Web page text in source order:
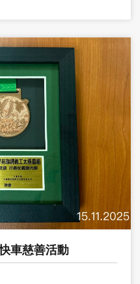
車慈善活動